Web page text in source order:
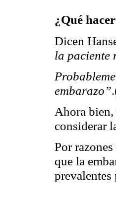
¿Qué
Dicen
la paciente
embarazo”.
Ahora bien,
considerar
Por
que la
prevalentes